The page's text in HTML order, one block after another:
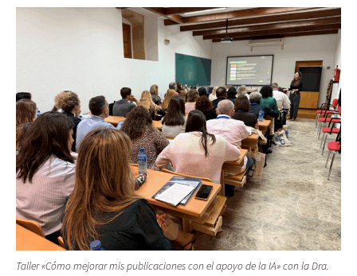
Taller «Cómo mejorar mis publicaciones con el apoyo de la IA»con la Dra.